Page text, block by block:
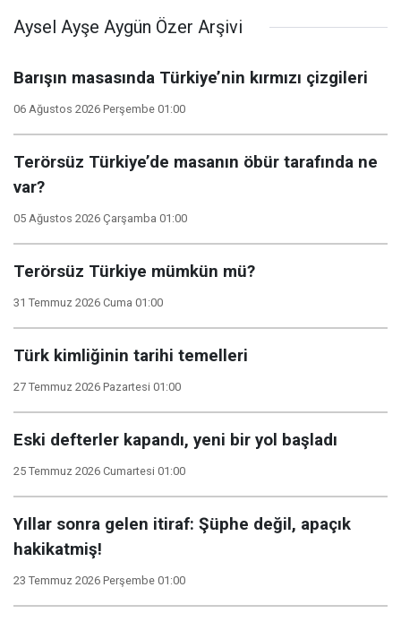
Aysel Ayşe Aygün Özer Arşivi
Barışın masasında Türkiye’nin kırmızı çizgileri
06 Ağustos 2026 Perşembe 01:00
Terörsüz Türkiye’de masanın öbür tarafında ne
var?
05 Ağustos 2026 Çarşamba 01:00
Terörsüz Türkiye mümkün mü?
31 Temmuz 2026 Cuma 01:00
Türk kimliğinin tarihi temelleri
27 Temmuz 2026 Pazartesi 01:00
Eski defterler kapandı, yeni bir yol başladı
25 Temmuz 2026 Cumartesi 01:00
Yıllar sonra gelen itiraf: Şüphe değil, apaçık
hakikatmiş!
23 Temmuz 2026 Perşembe 01:00